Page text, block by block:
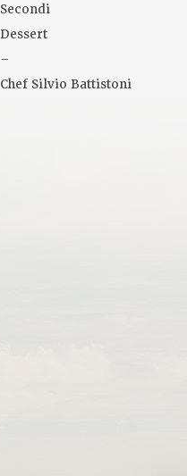
Secondi
Dessert
–
Chef Silvio Battistoni